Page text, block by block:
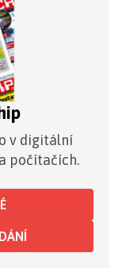
v digitální
počítačích.